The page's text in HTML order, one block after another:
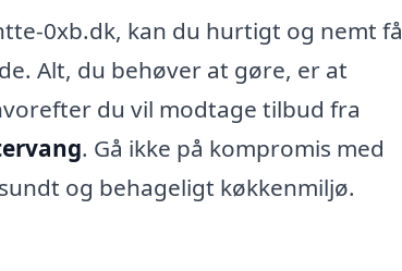
0xb.dk, kan du hurtigt og nemt få
Alt, du behøver at gøre, er at
du vil modtage tilbud fra
. Gå ikke på kompromis med
og behageligt køkkenmiljø.